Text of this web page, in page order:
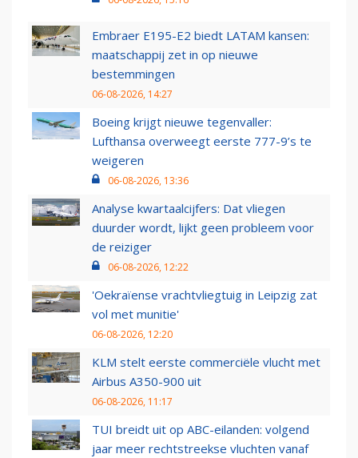
Embraer E195-E2 biedt LATAM kansen:
maatschappij zet in op nieuwe
bestemmingen
06-08-2026, 14:27
Boeing krijgt nieuwe tegenvaller:
Lufthansa overweegt eerste 777-9’s te
weigeren
06-08-2026, 13:36
Analyse kwartaalcijfers: Dat vliegen
duurder wordt, lijkt geen probleem voor
de reiziger
06-08-2026, 12:22
'Oekraïense vrachtvliegtuig in Leipzig zat
vol met munitie'
06-08-2026, 12:20
KLM stelt eerste commerciële vlucht met
Airbus A350-900 uit
06-08-2026, 11:17
TUI breidt uit op ABC-eilanden: volgend
jaar meer rechtstreekse vluchten vanaf